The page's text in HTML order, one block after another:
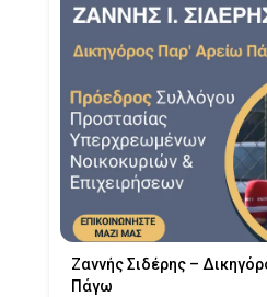
Ζαννής Σιδέρης –
Πάγω